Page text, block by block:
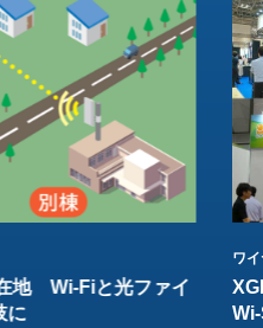
地 Wi-Fiと光ファイ
に
ワ